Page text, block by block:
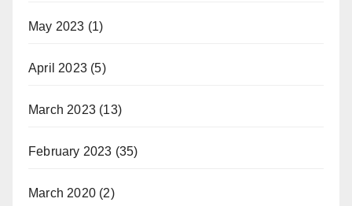
May 2023 (1)
April 2023 (5)
March 2023 (13)
February 2023 (35)
March 2020 (2)